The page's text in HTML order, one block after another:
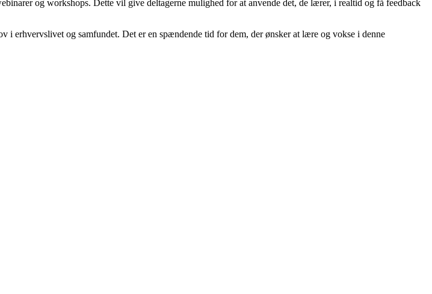
og workshops. Dette vil give deltagerne mulighed for at anvende det, de lærer, i realtid og få feedback
erhvervslivet og samfundet. Det er en spændende tid for dem, der ønsker at lære og vokse i denne